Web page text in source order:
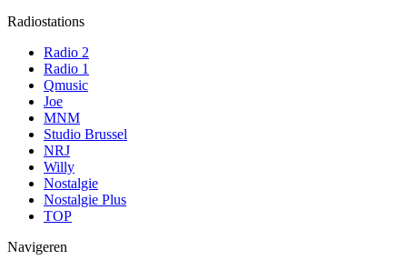
Radiostations
Radio 2
Radio 1
Qmusic
Joe
MNM
Studio Brussel
NRJ
Willy
Nostalgie
Nostalgie Plus
TOP
Navigeren